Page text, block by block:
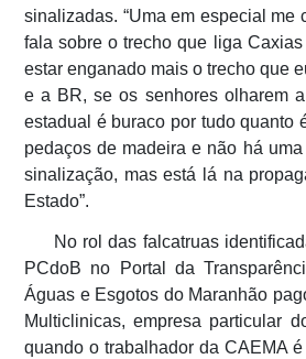
sinalizadas. “Uma em especial me
fala sobre o trecho que liga
estar enganado mais o trecho que
e a BR, se os senhores olharem
estadual é buraco por tudo quanto
pedaços de madeira e não há
sinalização, mas está lá na
Estado”.
No rol das falcatruas
PCdoB no Portal da
Águas e Esgotos do Maranhão
Multiclinicas, empresa particular
quando o trabalhador da CAEMA